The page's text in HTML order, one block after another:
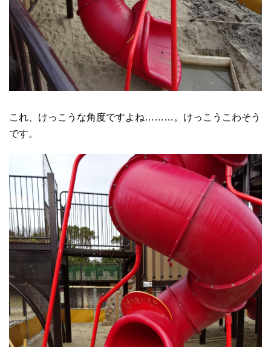
これ、けっこうな角度ですよね………。けっこうこわそう
です。